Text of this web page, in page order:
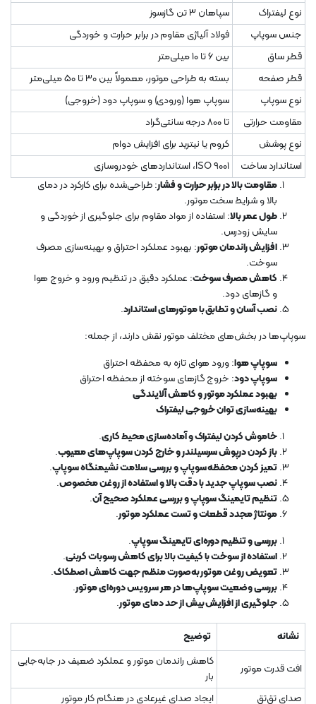
نوع لیفتراک
سپاهان 3 تن گازسوز
جنس سوپاپ
فولاد آلیاژی مقاوم در برابر حرارت و خوردگی
قطر ساق
بین 6 تا 10 میلی‌متر
قطر صفحه
بسته به طراحی موتور، معمولاً بین 30 تا 50 میلی‌متر
نوع سوپاپ
سوپاپ هوا (ورودی) و سوپاپ دود (خروجی)
مقاومت حرارتی
تا 800 درجه سانتی‌گراد
نوع پوشش
کروم یا نیترید برای افزایش دوام
استاندارد ساخت
ISO 9001، استانداردهای خودروسازی
مقاومت بالا در برابر حرارت و فشار: طراحی‌شده برای کارکرد در دمای
بالا و شرایط سخت موتور.
طول عمر بالا: استفاده از مواد مقاوم برای جلوگیری از خوردگی و
سایش زودرس.
افزایش راندمان موتور: بهبود عملکرد احتراق و بهینه‌سازی مصرف
سوخت.
کاهش مصرف سوخت: عملکرد دقیق در تنظیم ورود و خروج هوا
و گازهای دود.
نصب آسان و تطابق با موتورهای استاندارد.
سوپاپ‌ها در بخش‌های مختلف موتور نقش دارند، از جمله:
سوپاپ هوا: ورود هوای تازه به محفظه احتراق
سوپاپ دود: خروج گازهای سوخته از محفظه احتراق
بهبود عملکرد موتور و کاهش آلایندگی
بهینه‌سازی توان خروجی لیفتراک
خاموش کردن لیفتراک و آماده‌سازی محیط کاری.
باز کردن درپوش سرسیلندر و خارج کردن سوپاپ‌های معیوب.
تمیز کردن محفظه سوپاپ و بررسی سلامت نشیمنگاه سوپاپ.
نصب سوپاپ جدید با دقت بالا و استفاده از روغن مخصوص.
تنظیم تایمینگ سوپاپ و بررسی عملکرد صحیح آن.
مونتاژ مجدد قطعات و تست عملکرد موتور.
بررسی و تنظیم دوره‌ای تایمینگ سوپاپ.
استفاده از سوخت با کیفیت بالا برای کاهش رسوبات کربنی.
تعویض روغن موتور به‌صورت منظم جهت کاهش اصطکاک.
بررسی وضعیت سوپاپ‌ها در هر سرویس دوره‌ای موتور.
جلوگیری از افزایش بیش از حد دمای موتور.
نشانه توضیح
افت قدرت موتور
کاهش راندمان موتور و عملکرد ضعیف در جابه‌جایی
بار
صدای تق‌تق
ایجاد صدای غیرعادی در هنگام کار موتور